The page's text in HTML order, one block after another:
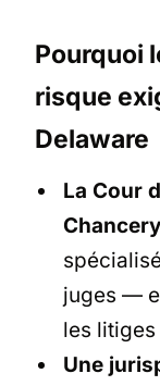
Pourquoi
risque
Delaware
La Cour
juges —
les
Une